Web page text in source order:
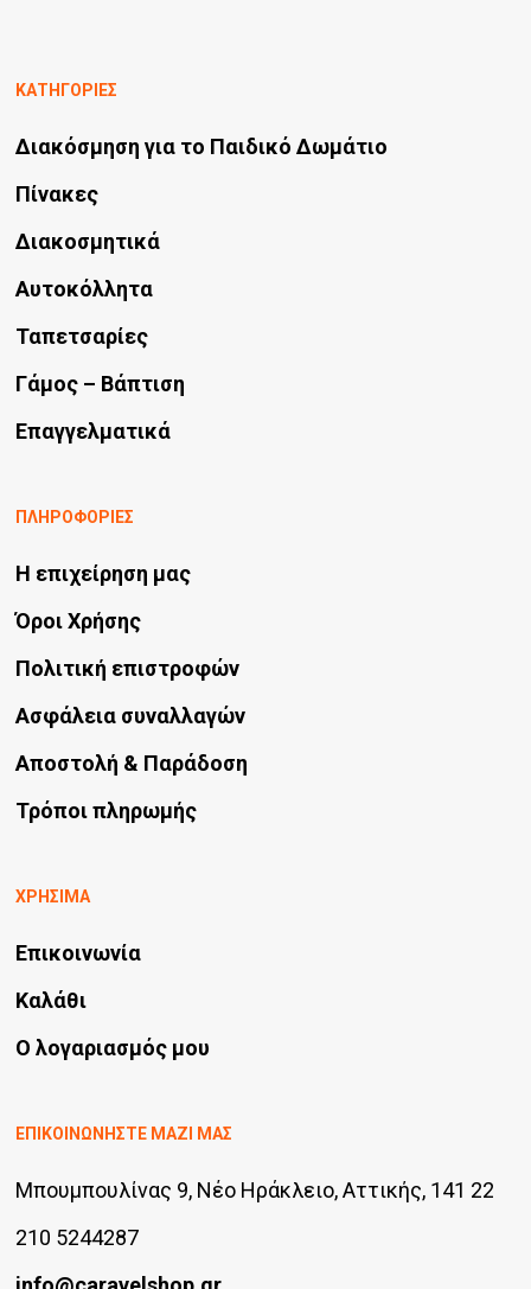
ΚΑΤΗΓΟΡΙΕΣ
Διακόσμηση για το Παιδικό Δωμάτιο
Πίνακες
Διακοσμητικά
Αυτοκόλλητα
Ταπετσαρίες
Γάμος – Βάπτιση
Επαγγελματικά
ΠΛΗΡΟΦΟΡΙΕΣ
Η επιχείρηση μας
Όροι Χρήσης
Πολιτική επιστροφών
Ασφάλεια συναλλαγών
Αποστολή & Παράδοση
Τρόποι πληρωμής
ΧΡΗΣΙΜΑ
Επικοινωνία
Καλάθι
Ο λογαριασμός μου
ΕΠΙΚΟΙΝΩΝΗΣΤΕ ΜΑΖΙ ΜΑΣ
Μπουμπουλίνας 9, Νέο Ηράκλειο, Αττικής, 141 22
210 5244287